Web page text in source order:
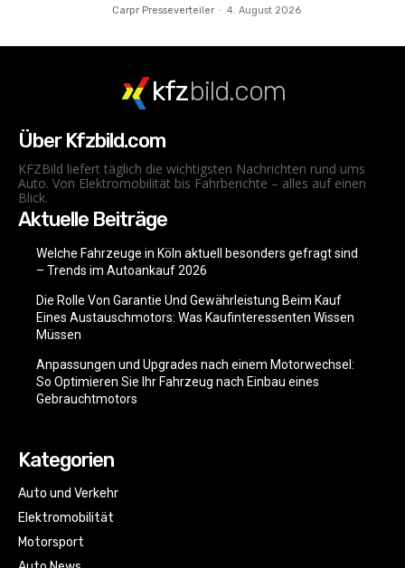
Carpr Presseverteiler - 4. August 2026
kfzbild.com
Über Kfzbild.com
KFZBild liefert täglich die wichtigsten Nachrichten rund ums
Auto. Von Elektromobilität bis Fahrberichte – alles auf einen
Blick.
Aktuelle Beiträge
Welche Fahrzeuge in Köln aktuell besonders gefragt sind
– Trends im Autoankauf 2026
Die Rolle Von Garantie Und Gewährleistung Beim Kauf
Eines Austauschmotors: Was Kaufinteressenten Wissen
Müssen
Anpassungen und Upgrades nach einem Motorwechsel:
So Optimieren Sie Ihr Fahrzeug nach Einbau eines
Gebrauchtmotors
Kategorien
Auto und Verkehr
Elektromobilität
Motorsport